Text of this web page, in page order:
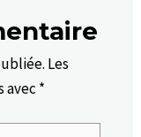
Les
avec *